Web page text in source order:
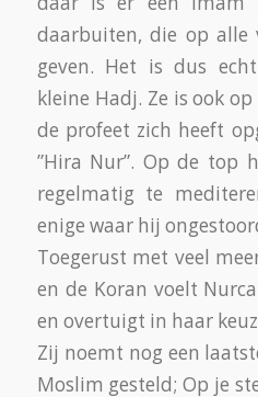
RELIGIES
ALGEMEEN MCB NIEUWS,
ACTIVITEIT,MAATJESPROJECT
Vasten in het
Islam
Op donderdag 2 mei
Melko een
maatjesproject voor de
bewoners.
Het was een druk